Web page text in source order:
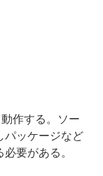
作する。ソー
パッケージなど
要がある。